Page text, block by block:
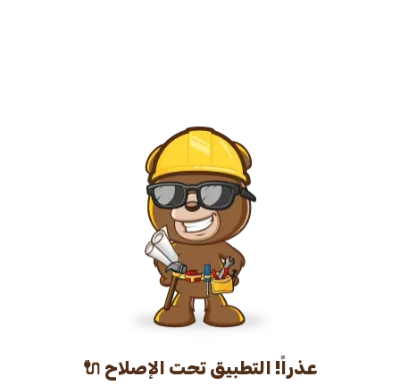
عذراً! التطبيق تحت الإصلاح 🔌